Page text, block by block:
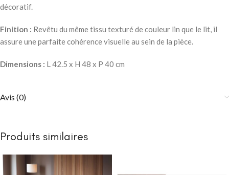
décoratif.
Finition : Revêtu du même tissu texturé de couleur lin que le lit, il
assure une parfaite cohérence visuelle au sein de la pièce.
Dimensions : L 42.5 x H 48 x P 40 cm
Avis (0)
Produits similaires